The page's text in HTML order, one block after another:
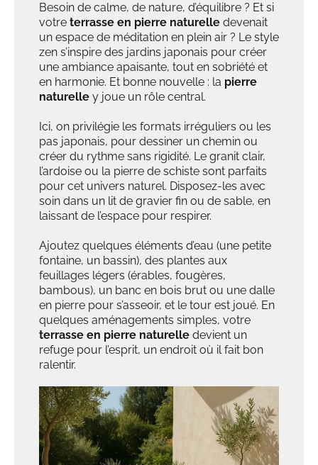
Besoin de calme, de nature, d’équilibre ? Et si
votre terrasse en pierre naturelle devenait
un espace de méditation en plein air ? Le style
zen s’inspire des jardins japonais pour créer
une ambiance apaisante, tout en sobriété et
en harmonie. Et bonne nouvelle : la pierre
naturelle y joue un rôle central.
Ici, on privilégie les formats irréguliers ou les
pas japonais, pour dessiner un chemin ou
créer du rythme sans rigidité. Le granit clair,
l’ardoise ou la pierre de schiste sont parfaits
pour cet univers naturel. Disposez-les avec
soin dans un lit de gravier fin ou de sable, en
laissant de l’espace pour respirer.
Ajoutez quelques éléments d’eau (une petite
fontaine, un bassin), des plantes aux
feuillages légers (érables, fougères,
bambous), un banc en bois brut ou une dalle
en pierre pour s’asseoir, et le tour est joué. En
quelques aménagements simples, votre
terrasse en pierre naturelle devient un
refuge pour l’esprit, un endroit où il fait bon
ralentir.